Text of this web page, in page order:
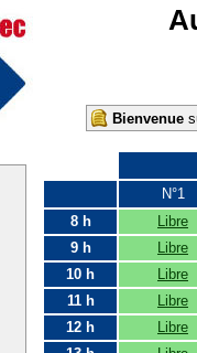
Bienvenue
N°1
8 h
Libre
9 h
Libre
10 h
Libre
11 h
Libre
12 h
Libre